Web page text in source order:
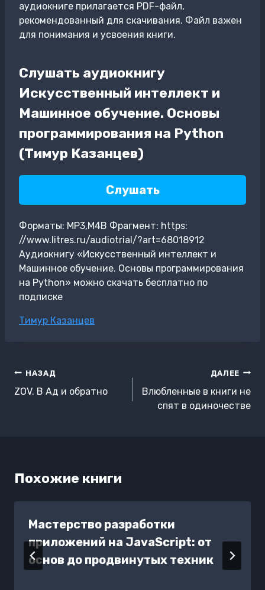
аудиокниге прилагается PDF-файл,
рекомендованный для скачивания. Файл важен
для понимания и усвоения книги.
Слушать аудиокнигу
Искусственный интеллект и
Машинное обучение. Основы
программирования на Python
(Тимур Казанцев)
Слушать
Форматы: MP3,M4B Фрагмент: https:
//www.litres.ru/audiotrial/?art=68018912
Аудиокнигу «Искусственный интеллект и
Машинное обучение. Основы программирования
на Python» можно скачать бесплатно по
подписке
Метки
Тимур Казанцев
Навигация
по
НАЗАД
ZOV. В Ад и обратно
ДАЛЕЕ
Влюбленные в книги не
спят в одиночестве
Похожие книги
Мастерство разработки
приложений на JavaScript: от
основ до продвинутых техник